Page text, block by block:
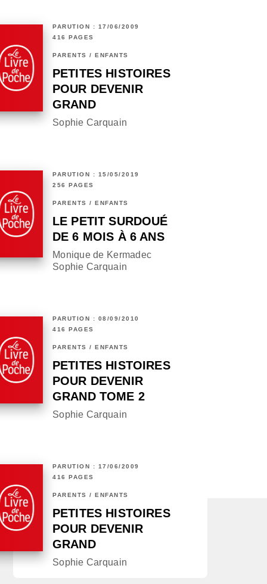
PARUTION : 17/06/2009
416 PAGES
PARENTS / ENFANTS
PETITES HISTOIRES
POUR DEVENIR
GRAND
Sophie Carquain
PARUTION : 15/05/2019
256 PAGES
PARENTS / ENFANTS
LE PETIT SURDOUÉ
DE 6 MOIS À 6 ANS
Monique de Kermadec
Sophie Carquain
PARUTION : 08/09/2010
416 PAGES
PARENTS / ENFANTS
PETITES HISTOIRES
POUR DEVENIR
GRAND TOME 2
Sophie Carquain
PARUTION : 17/06/2009
416 PAGES
PARENTS / ENFANTS
PETITES HISTOIRES
POUR DEVENIR
GRAND
Sophie Carquain